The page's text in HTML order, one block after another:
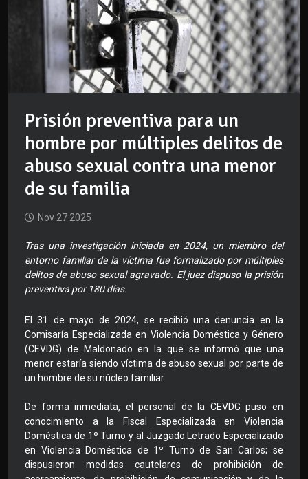
Prisión preventiva para un
hombre por múltiples delitos de
abuso sexual contra una menor
de su familia
Nov 27 2025
Tras una investigación iniciada en 2024, un miembro del
entorno familiar de la víctima fue formalizado por múltiples
delitos de abuso sexual agravado. El juez dispuso la prisión
preventiva por 180 días.
El 31 de mayo de 2024, se recibió una denuncia en la
Comisaría Especializada en Violencia Doméstica y Género
(CEVDG) de Maldonado en la que se informó que una
menor estaría siendo víctima de abuso sexual por parte de
un hombre de su núcleo familiar.
De forma inmediata, el personal de la CEVDG puso en
conocimiento a la Fiscal Especializada en Violencia
Doméstica de 1º Turno y al Juzgado Letrado Especializado
en Violencia Doméstica de 1º Turno de San Carlos; se
dispusieron medidas cautelares de prohibición de